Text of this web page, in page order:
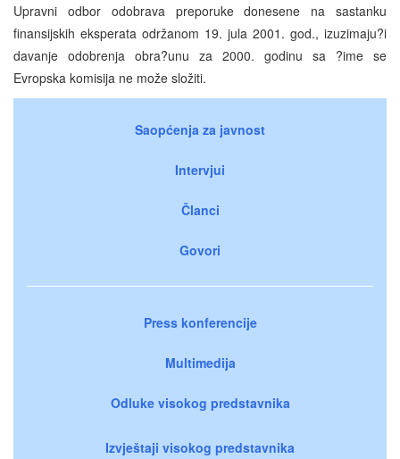
Upravni odbor odobrava preporuke donesene na sastanku
finansijskih eksperata održanom 19. jula 2001. god., izuzimaju?i
davanje odobrenja obra?unu za 2000. godinu sa ?ime se
Evropska komisija ne može složiti.
Saopćenja za javnost
Intervjui
Članci
Govori
Press konferencije
Multimedija
Odluke visokog predstavnika
Izvještaji visokog predstavnika